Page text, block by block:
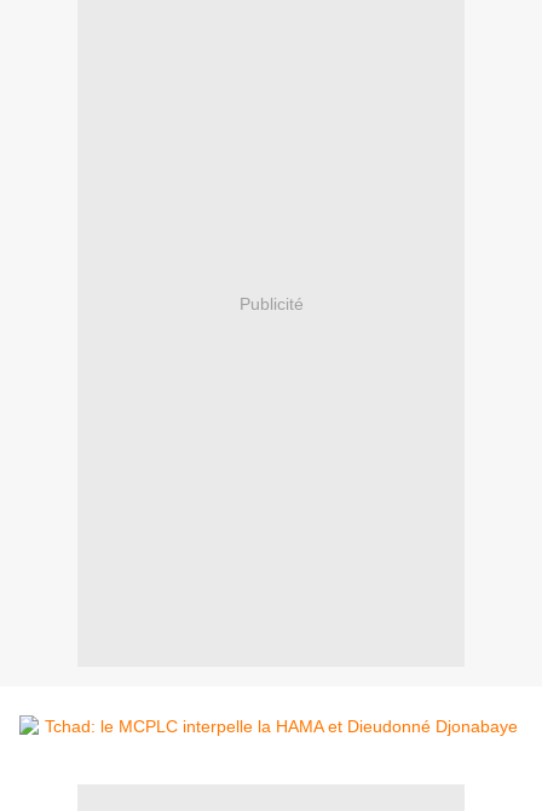
Publicité